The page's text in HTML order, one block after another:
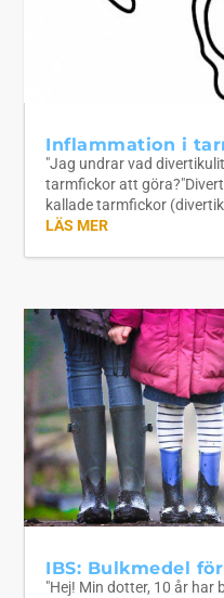
Inflammation i
"Jag undrar vad
tarmfickor att
kallade tarmfickor
LÄS MER
IBS: Bulkmedel
"Hej! Min dotter, 10 år har